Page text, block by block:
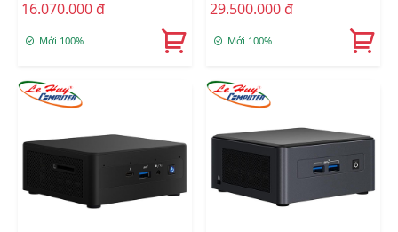
Graphics 630/Wifi 6 +
Bluetooth
16.070.000 đ
Mới 100%
L6 I7-1165G7/Intel Iris Xe
Graphics/Wifi +
29.500.000 đ
Mới 100%